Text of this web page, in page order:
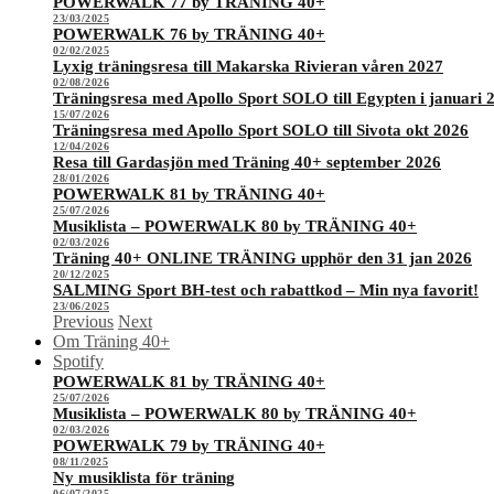
23/03/2025
POWERWALK 76 by TRÄNING 40+
02/02/2025
Lyxig träningsresa till Makarska Rivieran våren 2027
02/08/2026
Träningsresa med Apollo Sport SOLO till Egypten i januari
15/07/2026
Träningsresa med Apollo Sport SOLO till Sivota okt 2026
12/04/2026
Resa till Gardasjön med Träning 40+ september 2026
28/01/2026
POWERWALK 81 by TRÄNING 40+
25/07/2026
Musiklista – POWERWALK 80 by TRÄNING 40+
02/03/2026
Träning 40+ ONLINE TRÄNING upphör den 31 jan 2026
20/12/2025
SALMING Sport BH-test och rabattkod – Min nya favorit!
23/06/2025
Previous Next
Om Träning 40+
Spotify
POWERWALK 81 by TRÄNING 40+
25/07/2026
Musiklista – POWERWALK 80 by TRÄNING 40+
02/03/2026
POWERWALK 79 by TRÄNING 40+
08/11/2025
Ny musiklista för träning